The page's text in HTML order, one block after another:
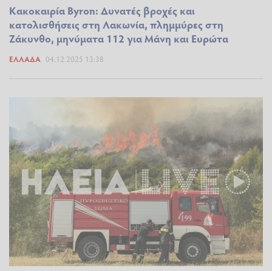
Κακοκαιρία Byron: Δυνατές βροχές και
κατολισθήσεις στη Λακωνία, πλημμύρες στη
Ζάκυνθο, μηνύματα 112 για Μάνη και Ευρώτα
ΕΛΛΆΔΑ 04.12.2025 13:38